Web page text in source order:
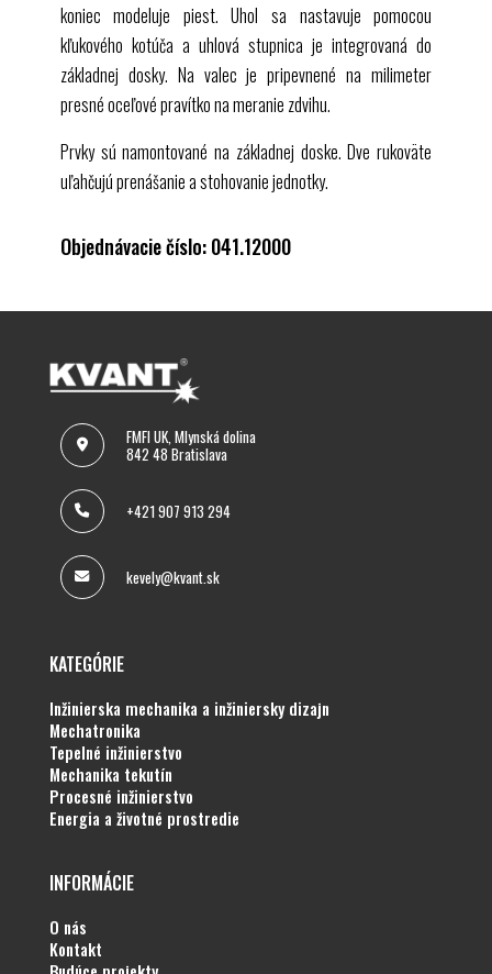
koniec modeluje piest. Uhol sa nastavuje pomocou
kľukového kotúča a uhlová stupnica je integrovaná do
základnej dosky. Na valec je pripevnené na milimeter
presné oceľové pravítko na meranie zdvihu.
Prvky sú namontované na základnej doske. Dve rukoväte
uľahčujú prenášanie a stohovanie jednotky.
Objednávacie číslo: 041.12000
FMFI UK, Mlynská dolina
842 48 Bratislava
+421 907 913 294
kevely@kvant.sk
KATEGÓRIE
inžinierska mechanika a inžiniersky dizajn
mechatronika
tepelné inžinierstvo
mechanika tekutín
procesné inžinierstvo
energia a životné prostredie
INFORMÁCIE
o nás
kontakt